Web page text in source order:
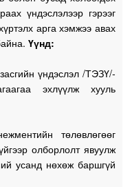
үндэслэлээр гэрээг
арга хэмжээ авах
Үүнд:
үндэслэл /ТЭЗҮ/-
эхлүүлж хууль
төлөвлөгөөг
олборлолт явуулж
усанд нөхөж баршгүй